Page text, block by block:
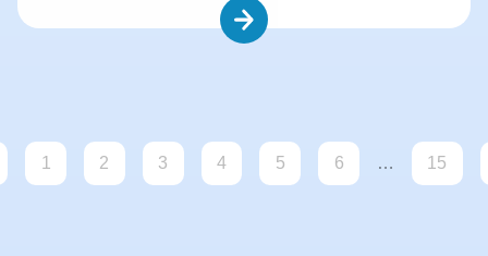
1 2 3 4 5 6 … 15